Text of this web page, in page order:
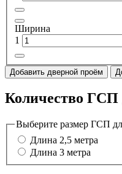
Ширина
1
Добавить дверной проём
Количество ГСП
Выберите размер ГСП
Длина 2,5 метра
Длина 3 метра